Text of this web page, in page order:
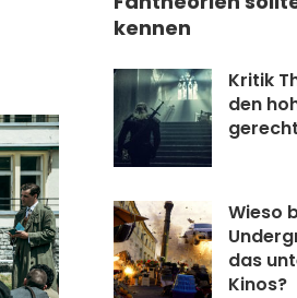
kennen
Kritik
den
gerecht
Wieso
das
Kinos?